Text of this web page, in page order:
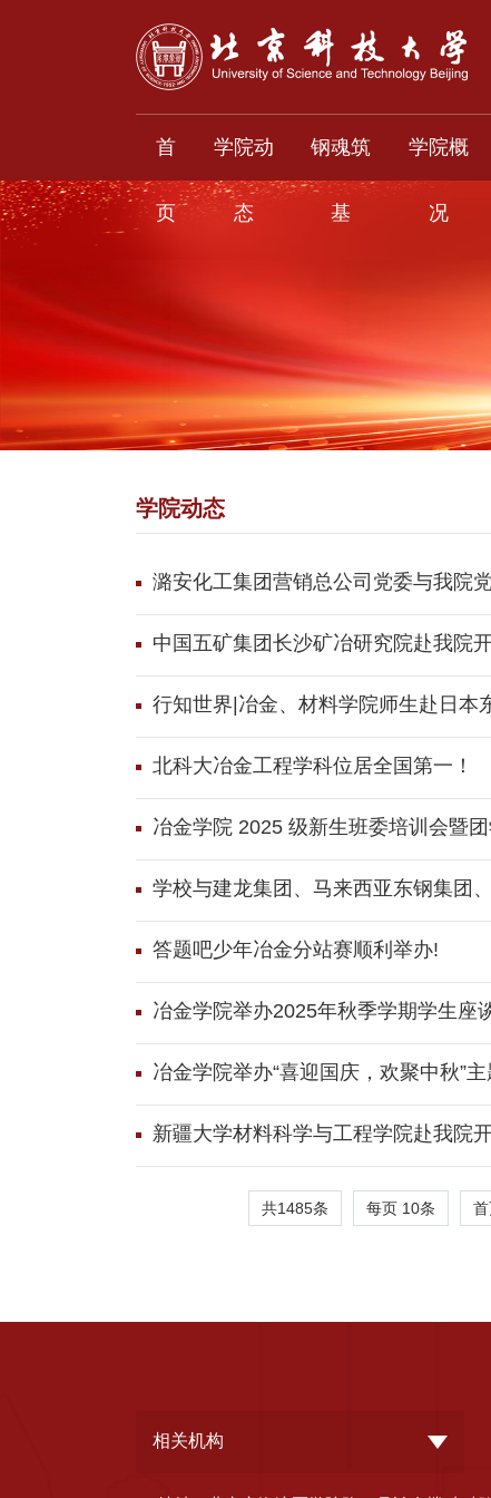
首
页
学院动
态
钢魂筑
基
学院概
况
学院动态
潞安化工集团营销总公司党委与我院
中国五矿集团长沙矿冶研究院赴我院
行知世界|冶金、材料学院师生赴日本
北科大冶金工程学科位居全国第一！
冶金学院 2025 级新生班委培训会暨
学校与建龙集团、马来西亚东钢集团
答题吧少年冶金分站赛顺利举办!
冶金学院举办2025年秋季学期学生座
冶金学院举办“喜迎国庆，欢聚中秋”
新疆大学材料科学与工程学院赴我院
共1485条 每页 10条 首
相关机构